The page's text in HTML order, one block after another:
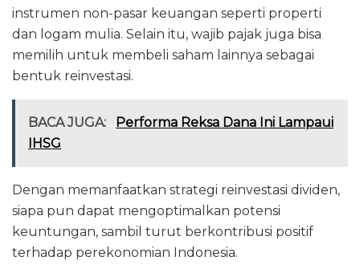
instrumen non-pasar keuangan seperti properti
dan logam mulia. Selain itu, wajib pajak juga bisa
memilih untuk membeli saham lainnya sebagai
bentuk reinvestasi.
BACA JUGA:
Performa Reksa Dana Ini Lampaui
IHSG
Dengan memanfaatkan strategi reinvestasi dividen,
siapa pun dapat mengoptimalkan potensi
keuntungan, sambil turut berkontribusi positif
terhadap perekonomian Indonesia.